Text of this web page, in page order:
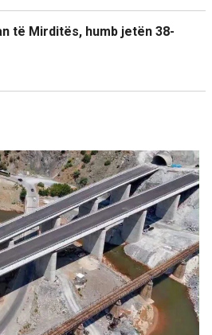
të Mirditës, humb jetën 38-